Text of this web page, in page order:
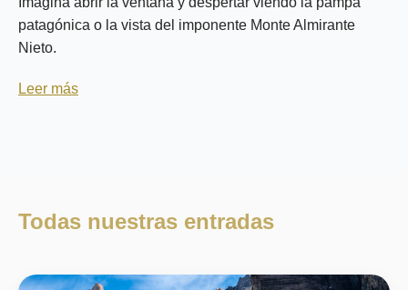
patagónica o la vista del imponente Monte Almirante
Nieto.
Leer más
Todas nuestras entradas